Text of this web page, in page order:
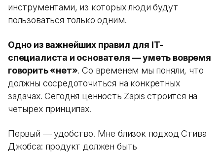
инструментами, из которых люди будут
пользоваться только одним.
Одно из важнейших правил для IT-
специалиста и основателя — уметь вовремя
говорить «нет». Со временем мы поняли, что
должны сосредоточиться на конкретных
задачах. Сегодня ценность Zapis строится на
четырех принципах.
Первый — удобство. Мне близок подход Стива
Джобса: продукт должен быть